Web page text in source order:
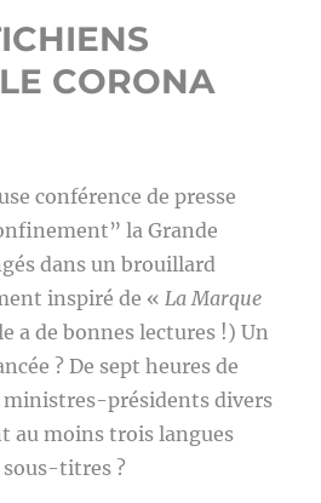
CORONA
conférence de presse
la Grande
dans un brouillard
inspiré de «La Marque
a de bonnes lectures !) Un
? De sept heures de
ministres-présidents divers
au moins trois langues
titres ?